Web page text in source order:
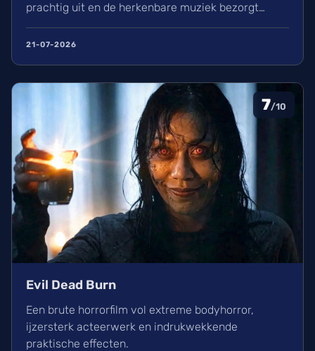
prachtig uit en de herkenbare muziek bezorgt
kippenvel. Hoewel de lore complex is, zorgt het
avontuur voor een heerlijke ervaring in de
21-07-2026
7/10
Evil Dead Burn
Een brute horrorfilm vol extreme bodyhorror,
ijzersterk acteerwerk en indrukwekkende
praktische effecten.